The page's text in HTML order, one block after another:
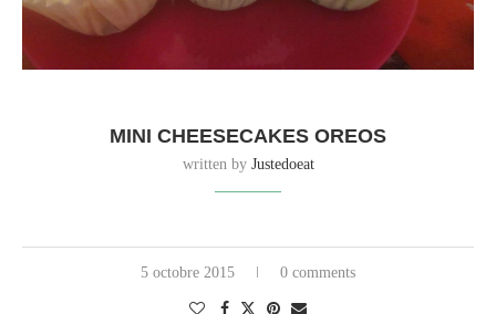
MINI CHEESECAKES OREOS
written by Justedoeat
5 octobre 2015 0 comments